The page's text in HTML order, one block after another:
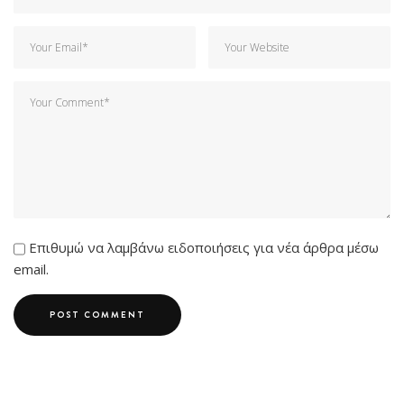
Επιθυμώ να λαμβάνω ειδοποιήσεις για νέα άρθρα μέσω
email.